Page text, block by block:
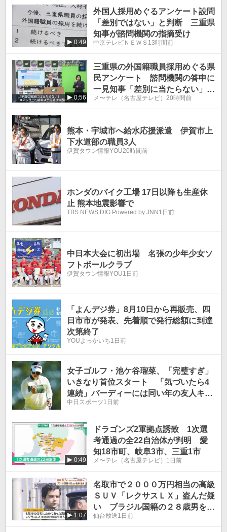
0:49
外国人採用めぐるアンケート設問
「差別ではない」と判断 三重県
知事が諮問機関の指摘受け
中京テレビＮＥＷＳ 13時間前
0:56
三重県の外国籍職員採用めぐる県
民アンケート 諮問機関の答申に
一見知事「差別に当たらない」結
果公表へ
メ〜テレ（名古屋テレビ） 20時間前
熊本・宇城市へ給水応援派遣 伊賀市上
下水道部の職員3人
伊賀タウン情報YOU20時間前
ホンダのバイク工場 17日以降も生産休
止 熊本地震影響で
TBS NEWS DIG Powered by JNN1日前
中日本大会に初出場 名張の少年少女ソ
フトボールクラブ
伊賀タウン情報YOU1日前
「よんデジ券」8月10日から再販売、四
日市市が発表、先着順で発行総額に到達
次第終了
YOUよっかいち1日前
女子ゴルフ・池ケ谷瑠菜、「完璧すぎ」
いきなり首位スタート 「気づいたら4
連続」バーディーには同い年の友人キャ
ディー「それがよかったみたい」
中日スポーツ1日前
0:49
ドラゴンズ2軍拠点誘致 1次選
考通過の全22自治体が判明 愛
知18市町、岐阜3市、三重1市
メ〜テレ（名古屋テレビ） 1日前
1:07
名取市で２０００万円相当の高級
ＳＵＶ「レクサスＬＸ」盗んだ疑
い ブラジル国籍の２８歳男を逮
捕〈宮城〉
仙台放送1日前